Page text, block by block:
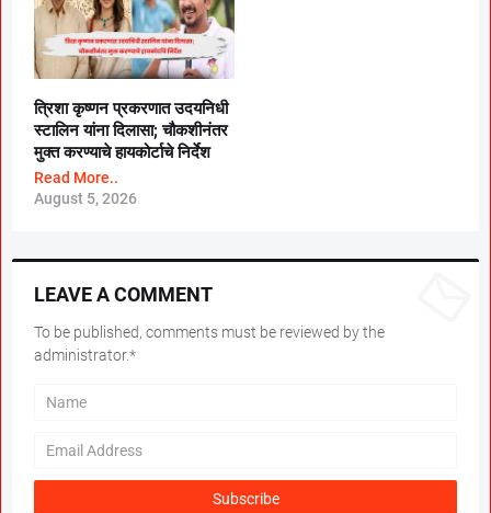
त्रिशा कृष्णन प्रकरणात उदयनिधी
स्टालिन यांना दिलासा; चौकशीनंतर
मुक्त करण्याचे हायकोर्टाचे निर्देश
Read More..
August 5, 2026
LEAVE A COMMENT
To be published, comments must be reviewed by the
administrator.*